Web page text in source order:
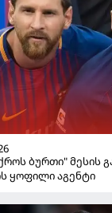
ბურთი" მესის
ყოფილი აგენტი